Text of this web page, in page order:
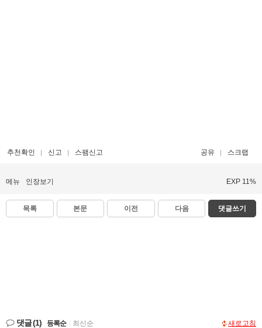
추천확인 신고 스팸신고 공유 스크랩
메뉴 인장보기 EXP 11%
목록 본문 이전 다음 댓글쓰기
댓글(1) 등록순 최신순 새로고침